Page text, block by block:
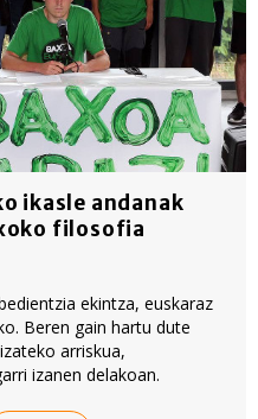
ikasle andanak
filosofia
ekintza, euskaraz
Beren gain hartu dute
arriskua,
izanen delakoan.